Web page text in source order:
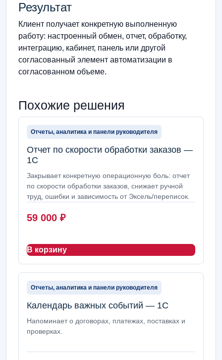
Результат
Клиент получает конкретную выполненную
работу: настроенный обмен, отчет, обработку,
интеграцию, кабинет, панель или другой
согласованный элемент автоматизации в
согласованном объеме.
Похожие решения
Отчеты, аналитика и панели руководителя
Отчет по скорости обработки заказов —
1С
Закрывает конкретную операционную боль: отчет
по скорости обработки заказов, снижает ручной
труд, ошибки и зависимость от Эксель/переписок.
59 000 ₽
В корзину
Отчеты, аналитика и панели руководителя
Календарь важных событий — 1С
Напоминает о договорах, платежах, поставках и
проверках.